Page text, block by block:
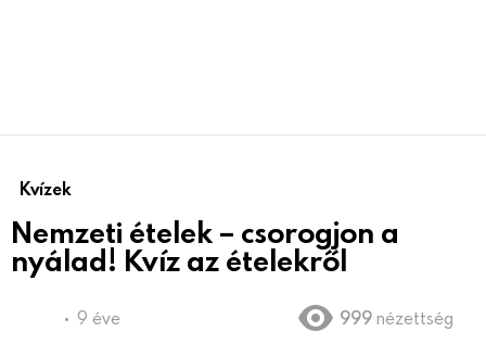
Kvízek
Nemzeti ételek – csorogjon a
nyálad! Kvíz az ételekről
9 éve 999 nézettség